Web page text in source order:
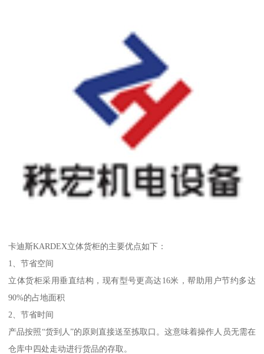
卡迪斯KARDEX立体货柜的主要优点如下：
1、节省空间
立体货柜采用垂直结构，现有型号更高达16米，帮助用户节约多达
90%的占地面积
2、节省时间
产品按照“货到人”的原则直接送至拣取口。这意味着操作人员无需在
仓库中四处走动进行货品的存取。